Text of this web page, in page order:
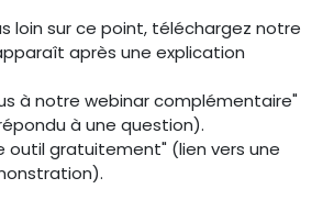
loin sur ce point, téléchargez notre
après une explication
à notre webinar complémentaire"
à une question).
outil gratuitement" (lien vers une